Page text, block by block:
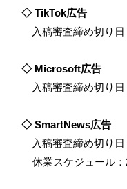
◇ TikTok広告
入稿審査締め切り日
◇ Microsoft広告
入稿審査締め切り日
◇ SmartNews広告
入稿審査締め切り日
休業スケジュール：